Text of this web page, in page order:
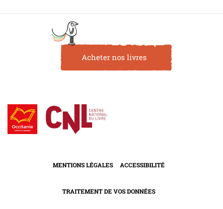
Acheter nos livres
MENTIONS LÉGALES ACCESSIBILITÉ
TRAITEMENT DE VOS DONNÉES